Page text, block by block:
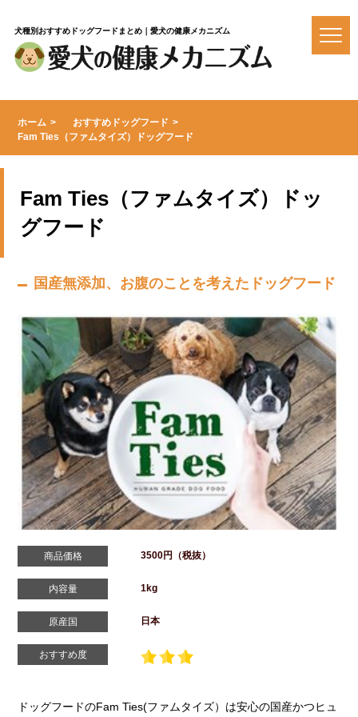
犬種別おすすめドッグフードまとめ｜愛犬の健康メカニズム
ホーム
おすすめドッグフード
Fam Ties（ファムタイズ）ドッグフード
Fam Ties（ファムタイズ）ドッ
グフード
国産無添加、お腹のことを考えたドッグフード
商品価格 3500円（税抜）
内容量 1kg
原産国 日本
おすすめ度
ドッグフードのFam Ties(ファムタイズ）は安心の国産かつヒュ